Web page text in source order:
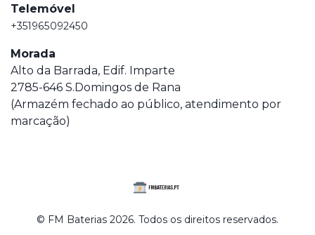
© FM Baterias 2026. Todos os direitos reservados.
Telemóvel
+351965092450
Morada
Alto da Barrada, Edif. Imparte
2785-646 S.Domingos de Rana
(Armazém fechado ao público, atendimento por
marcação)